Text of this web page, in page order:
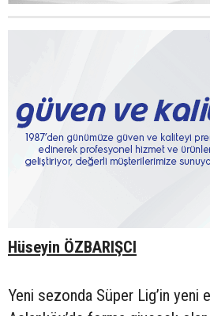
Hüseyin ÖZBARIŞCI
Yeni sezonda Süper Lig’in yeni